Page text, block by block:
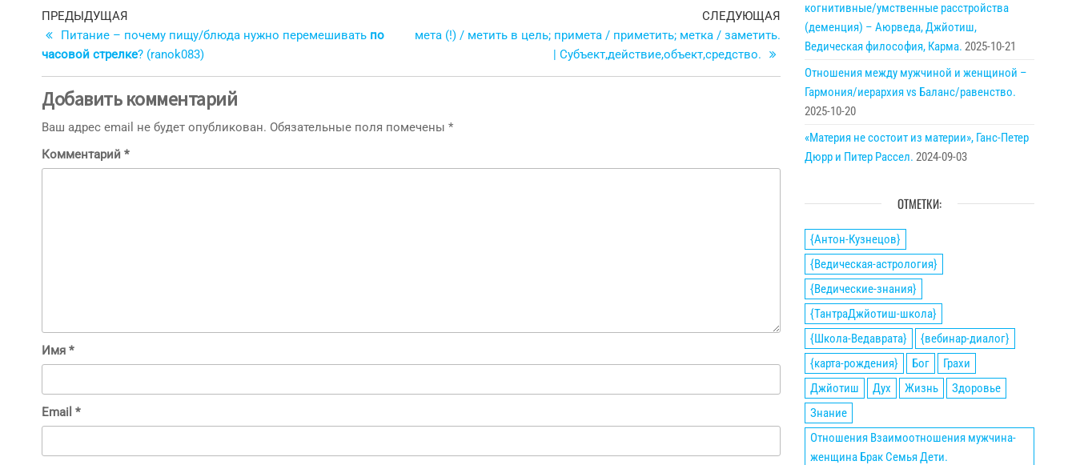
Навигация
по
записям
Предыдущая
запись
ПРЕДЫДУЩАЯ
Питание – почему пищу/блюда нужно перемешивать по
часовой стрелке? (ranok083)
Следующая
запись
СЛЕДУЮЩАЯ
мета (!) / метить в цель; примета / приметить; метка / заметить.
| Субъект,действие,объект,средство.
Добавить комментарий
Ваш адрес email не будет опубликован. Обязательные поля помечены *
Комментарий *
Имя *
Email *
когнитивные/умственные расстройства
(деменция) – Аюрведа, Джйотиш,
Ведическая философия, Карма. 2025-10-21
Отношения между мужчиной и женщиной –
Гармония/иерархия vs Баланс/равенство.
2025-10-20
«Материя не состоит из материи», Ганс-Петер
Дюрр и Питер Рассел. 2024-09-03
ОТМЕТКИ:
{Антон-Кузнецов}
{Ведическая-астрология}
{Ведические-знания}
{ТантраДжйотиш-школа}
{Школа-Ведаврата}
{вебинар-диалог}
{карта-рождения}
Бог
Грахи
Джйотиш
Дух Жизнь
Здоровье
Знание
Отношения Взаимоотношения мужчина-
женщина Брак Семья Дети.